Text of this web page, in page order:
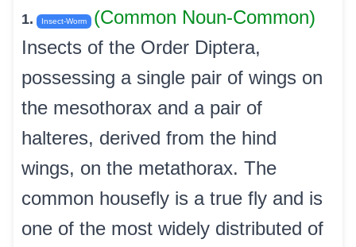
1. Insect-Worm
(Common Noun-Common)
Insects of the Order Diptera,
possessing a single pair of wings on
the mesothorax and a pair of
halteres, derived from the hind
wings, on the metathorax. The
common housefly is a true fly and is
one of the most widely distributed of